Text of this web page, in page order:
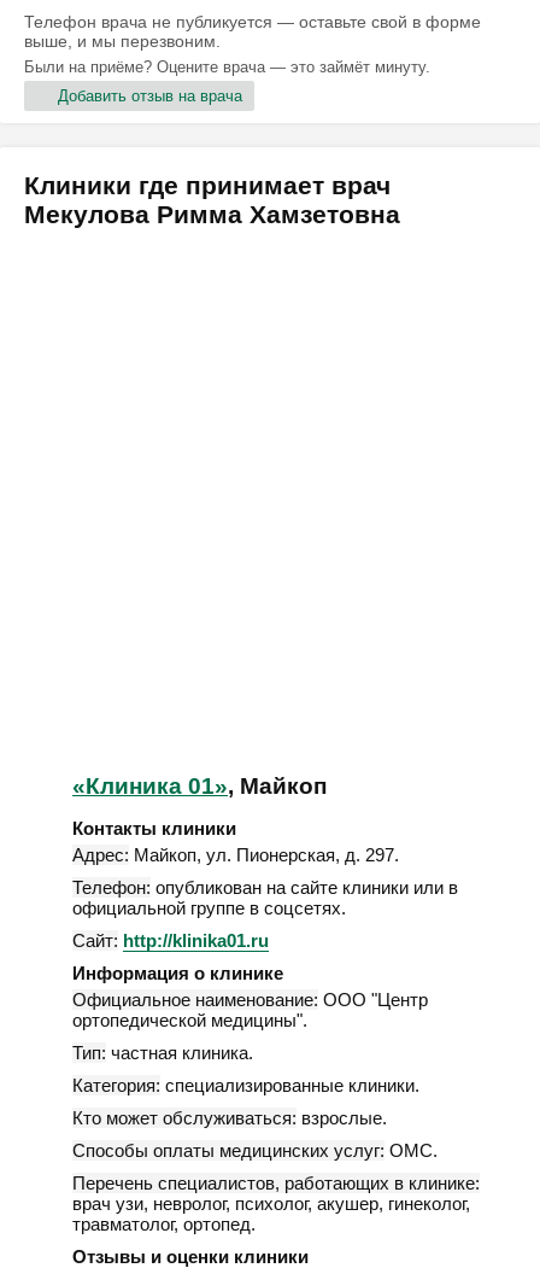
Телефон врача не публикуется — оставьте свой в форме
выше, и мы перезвоним.
Были на приёме? Оцените врача — это займёт минуту.
Добавить отзыв на врача
Клиники где принимает врач
Мекулова Римма Хамзетовна
«Клиника 01», Майкоп
Контакты клиники
Адрес: Майкоп, ул. Пионерская, д. 297.
Телефон: опубликован на сайте клиники или в
официальной группе в соцсетях.
Сайт: http://klinika01.ru
Информация о клинике
Официальное наименование: ООО "Центр
ортопедической медицины".
Тип: частная клиника.
Категория: специализированные клиники.
Кто может обслуживаться: взрослые.
Способы оплаты медицинских услуг: ОМС.
Перечень специалистов, работающих в клинике:
врач узи, невролог, психолог, акушер, гинеколог,
травматолог, ортопед.
Отзывы и оценки клиники